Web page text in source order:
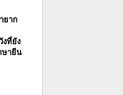
ยาก
งที่ยัง
ษายีน